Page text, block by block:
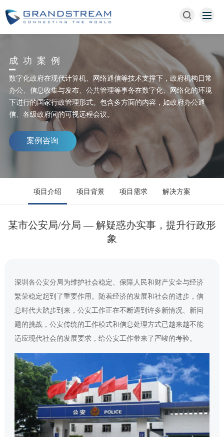
成功案例
数字化政府在现代计算机、网络通信等技术支撑下，政府机构日常
办公、信息收集与发布、公共管理等事务在数字化、网络化的环境
下进行的国家行政管理形式。包含多方面的内容，如政府办公通
信、各级政府间的可视远程会议。
案例咨询
项目介绍 项目背景 项目需求 解决方案
某市公安局/分局 — 解疑惑办实事，提升行政形
象
深圳各公安分局为维护社会稳定、保障人民和财产安全与经济
繁荣稳定起到了重要作用。随着经济的发展和社会的进步，信
息时代大踏步到来，公安工作正在不断遇到许多新情况、新问
题的挑战，公安传统的工作模式和信息处理方式已越来越不能
适应现代社会的发展要求，给公安工作带来了严峻的考验。